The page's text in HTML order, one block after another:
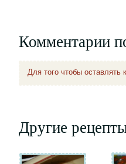
Комментарии
Для того чтобы
Другие